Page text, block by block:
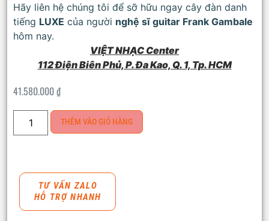
Hãy liên hệ chúng tôi để sỡ hữu ngay cây đàn danh
tiếng LUXE của người nghệ sĩ guitar Frank Gambale
hôm nay.
VIỆT NHẠC Center
112 Điện Biên Phủ, P. Đa Kao, Q. 1, Tp. HCM
41.580.000₫
THÊM VÀO GIỎ HÀNG
TƯ VẤN ZALO
HỖ TRỢ NHANH